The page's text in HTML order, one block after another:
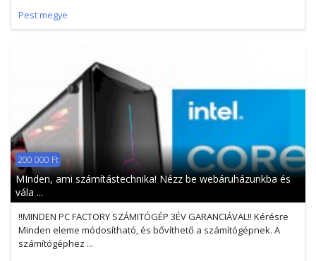
Pest megye
200 000 Ft
MInden, ami számítástechnika! Nézz be webáruházunkba és
vála ...
!!MINDEN PC FACTORY SZÁMITÓGÉP 3ÉV GARANCIÁVAL!! Kérésre
Minden eleme módosítható, és bővíthető a számítógépnek. A
számítógéphez ...